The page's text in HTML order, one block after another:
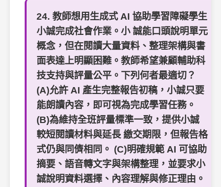
24. 教師想用生成式 AI 協助學習障礙學生
小誠完成社會作業。小 誠能口頭說明單元
概念，但在閱讀大量資料、整理架構與書
面表達上明顯困難。教師希望兼顧輔助科
技支持與評量公平。下列何者最適切？
(A)允許 AI 產生完整報告初稿，小誠只要
能朗讀內容，即可視為完成學習任務。
(B)為維持全班評量標準一致，提供小誠
較短閱讀材料與延長 繳交期限，但報告格
式仍與同儕相同。 (C)明確規範 AI 可協助
摘要、語音轉文字與架構整理，並要求小
誠說明資料選擇、內容理解與修正理由。